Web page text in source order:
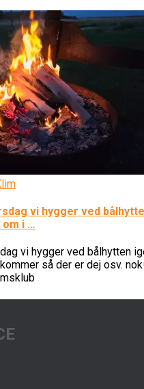
vi hygger ved
om i …
vi hygger ved bålhytten
så der er dej osv. nok